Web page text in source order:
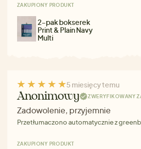
ZAKUPIONY PRODUKT
2-pak bokserek
Print & Plain Navy
Multi
5 miesięcy temu
Anonimowy ZWERYFIKOWANY
Zadowolenie, przyjemnie
Przetłumaczono automatycznie z
ZAKUPIONY PRODUKT